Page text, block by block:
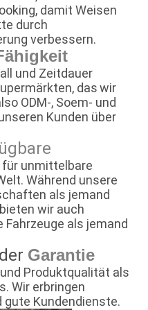
damit Weisen
durch
verbessern.
und Zeitdauer
daswir
ODM-, Soem- und
Kunden über
für unmittelbare
Während unsere
als jemand
wir auch
als jemand
Garantie
Produktqualität als
Wir erbringen
gute Kundendienste.